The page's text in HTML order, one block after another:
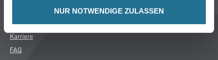
NUR NOTWENDIGE ZULASSEN
Sortiment
Karriere
FAQ